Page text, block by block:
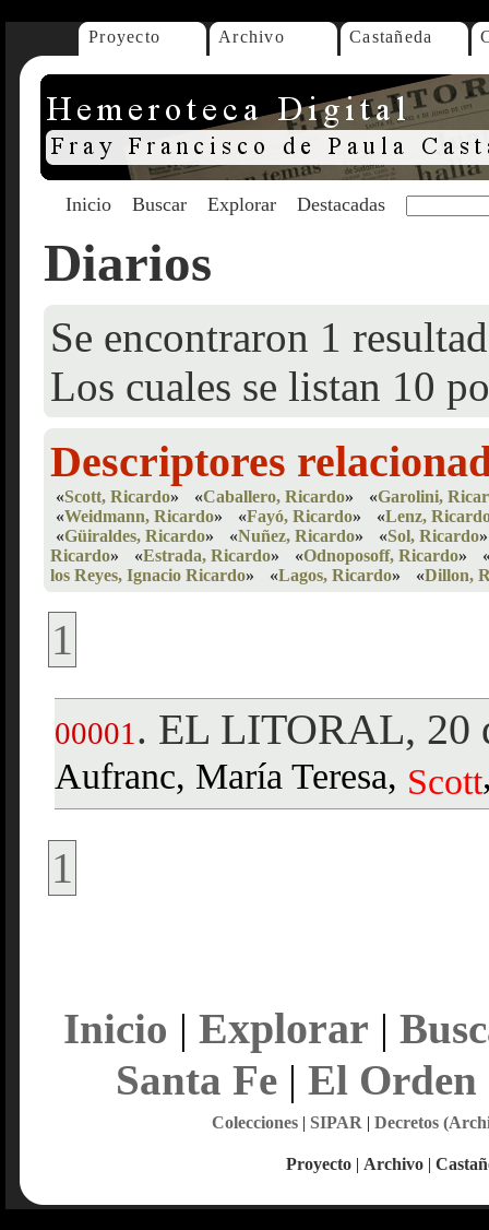
Proyecto Archivo Castañeda
Inicio Buscar Explorar Destacadas
Diarios
Se encontraron 1
Los cuales se listan 10
Descriptores
«Scott, Ricardo» «Caballero, Ricardo» «Garolini,
«Weidmann, Ricardo» «Fayó, Ricardo» «Lenz,
«Güiraldes, Ricardo» «Nuñez, Ricardo» «Sol, Ricardo»
Ricardo» «Estrada, Ricardo» «Odnoposoff, Ricardo»
los Reyes, Ignacio Ricardo» «Lagos, Ricardo» «Dillon,
1
00001 . EL LITORAL, 20
Aufranc, María Teresa, Scott
1
Inicio | Explorar |
Santa Fe| El Orden
Colecciones| SIPAR | Decretos
Proyecto | Archivo |